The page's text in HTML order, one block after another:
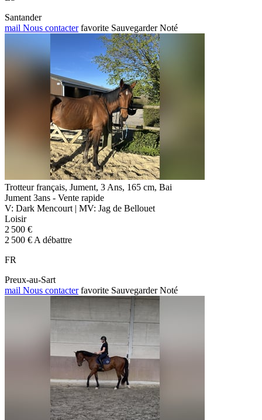
Santander
mail Nous contacter favorite Sauvegarder Noté
Trotteur français, Jument, 3 Ans, 165 cm, Bai
Jument 3ans - Vente rapide
V: Dark Mencourt | MV: Jag de Bellouet
Loisir
2 500 €
2 500 € A débattre
FR
Preux-au-Sart
mail Nous contacter favorite Sauvegarder Noté